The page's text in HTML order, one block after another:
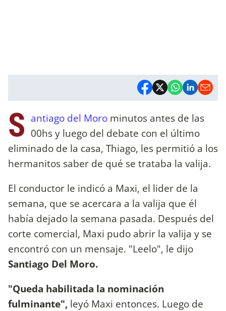
S antiago del Moro minutos antes de las
00hs y luego del debate con el último
eliminado de la casa, Thiago, les permitió a los
hermanitos saber de qué se trataba la valija.
El conductor le indicó a Maxi, el lider de la
semana, que se acercara a la valija que él
había dejado la semana pasada. Después del
corte comercial, Maxi pudo abrir la valija y se
encontró con un mensaje. "Leelo", le dijo
Santiago Del Moro.
"Queda habilitada la nominación
fulminante", leyó Maxi entonces. Luego de